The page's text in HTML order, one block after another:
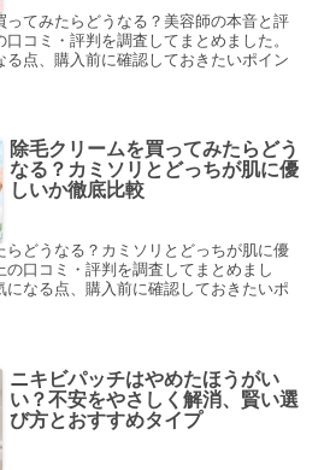
ってみたらどうなる？美容師の本音と評
コミ・評判を調査してまとめました。
る点、購入前に確認しておきたいポイン
除毛クリームを買ってみたらどう
なる？カミソリとどっちが肌に優
しいか徹底比較
らどうなる？カミソリとどっちが肌に優
の口コミ・評判を調査してまとめまし
になる点、購入前に確認しておきたいポ
ニキビパッチはやめたほうがい
い？不安をやさしく解消、賢い選
び方とおすすめタイプ